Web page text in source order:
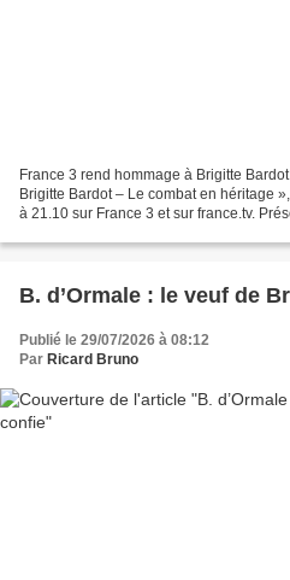
France 3 rend hommage à Brigitte
Brigitte Bardot – Le combat en héritage
à 21.10 sur France 3 et sur france.tv.
B. d’Ormale : le veuf de
Publié le 29/07/2026 à 08:12
Par Ricard Bruno